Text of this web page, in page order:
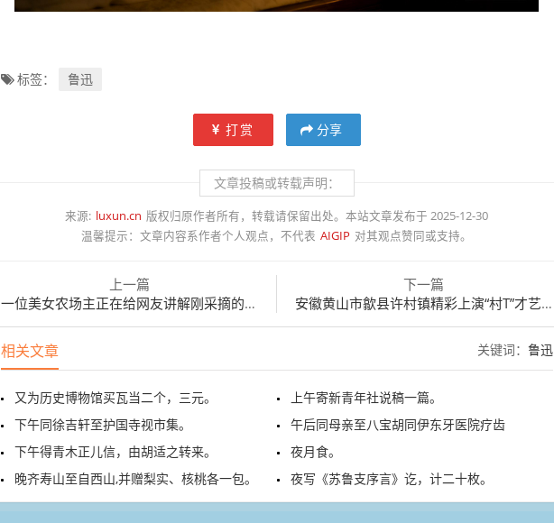
标签： 鲁迅
打赏 分享
文章投稿或转载声明：
来源: luxun.cn 版权归原作者所有，转载请保留出处。本站文章发布于 2025-12-30
温馨提示：文章内容系作者个人观点，不代表 AIGIP 对其观点赞同或支持。
上一篇
一位美女农场主正在给网友讲解刚采摘的砂糖桔
下一篇
安徽黄山市歙县许村镇精彩上演“村T”才艺秀
相关文章 关键词： 鲁迅
又为历史博物馆买瓦当二个，三元。
上午寄新青年社说稿一篇。
下午同徐吉轩至护国寺视市集。
午后同母亲至八宝胡同伊东牙医院疗齿
下午得青木正儿信，由胡适之转来。
夜月食。
晚齐寿山至自西山,并赠梨实、核桃各一包。
夜写《苏鲁支序言》讫，计二十枚。